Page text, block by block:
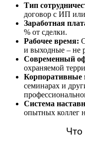
Тип
договор с ИП
Заработная
% от сделки.
Рабочее время:
и выходные – не
Современный
охраняемой
Корпоративные
семинарах и
Система
опытных коллег